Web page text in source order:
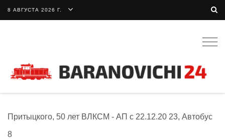
8 АВГУСТА 2026 Г.
Притыцкого, 50 лет ВЛКСМ - АП с 22.12.20 23, Автобус
8